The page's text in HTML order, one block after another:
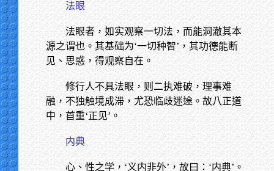
法眼
法眼者，如实观察一切法，而能洞澈其本
源之谓也。其基础为‘一切种智’，其功德能断
见、思惑，得观察自在。
修行人不具法眼，则二执难破，理事难
融，不独触境成滞，尤恐临歧迷途。故八正道
中，首重‘正见’。
内典
心、性之学，‘义内非外’，故曰：‘内典’。